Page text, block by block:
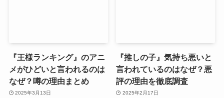
『王様ランキング』のアニ
メがひどいと言われるのは
なぜ？噂の理由まとめ
2025年3月13日
『推しの子』気持ち悪いと
言われているのはなぜ？悪
評の理由を徹底調査
2025年2月17日